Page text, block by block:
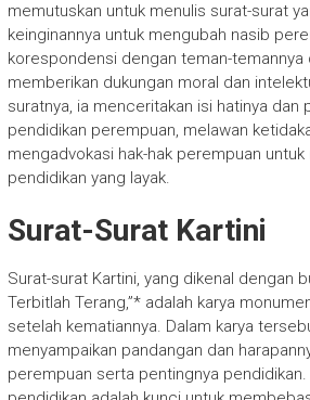
memutuskan untuk menulis surat-surat
keinginannya untuk mengubah nasib
korespondensi dengan teman-temannya
memberikan dukungan moral dan
suratnya, ia menceritakan isi hatinya dan
pendidikan perempuan, melawan
mengadvokasi hak-hak perempuan
pendidikan yang layak.
Surat-Surat Kartini
Surat-surat Kartini, yang dikenal dengan
Terbitlah Terang,”* adalah karya
setelah kematiannya. Dalam karya
menyampaikan pandangan dan
perempuan serta pentingnya pendidikan.